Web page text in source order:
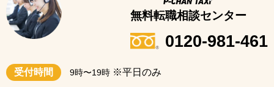
無料転職相談センター
0120-981-461
受付時間 9時〜19時 ※平日のみ